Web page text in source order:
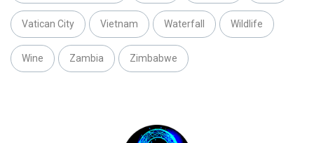
Vatican City Vietnam Waterfall Wildlife
Wine Zambia Zimbabwe